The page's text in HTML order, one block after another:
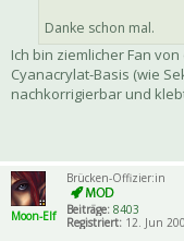
Danke schon mal.
Ich bin ziemlicher Fan
Cyanacrylat-Basis (wie
nachkorrigierbar und
Moon-Elf
Brücken-Offizier:in
Beiträge: 8403
Registriert: 12. Jun